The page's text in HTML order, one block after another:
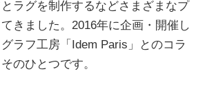
ラグを制作するなどさまざまなプ
きました。2016年に企画・開催し
ラフ工房「Idem Paris」とのコラ
のひとつです。